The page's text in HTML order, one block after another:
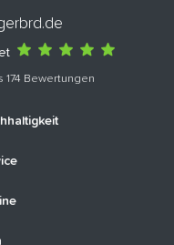
174 Bewertungen